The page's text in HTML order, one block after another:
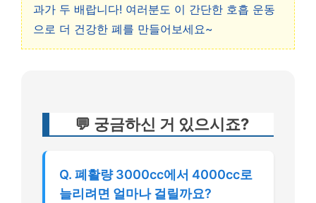
과가 두 배랍니다! 여러분도 이 간단한 호흡 운동
으로 더 건강한 폐를 만들어보세요~
💬 궁금하신 거 있으시죠?
Q. 폐활량 3000cc에서 4000cc로
늘리려면 얼마나 걸릴까요?